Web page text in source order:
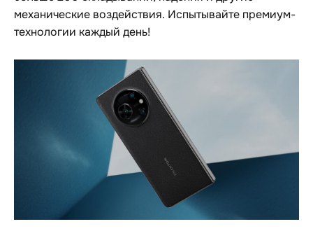
механические воздействия. Испытывайте премиум-
технологии каждый день!